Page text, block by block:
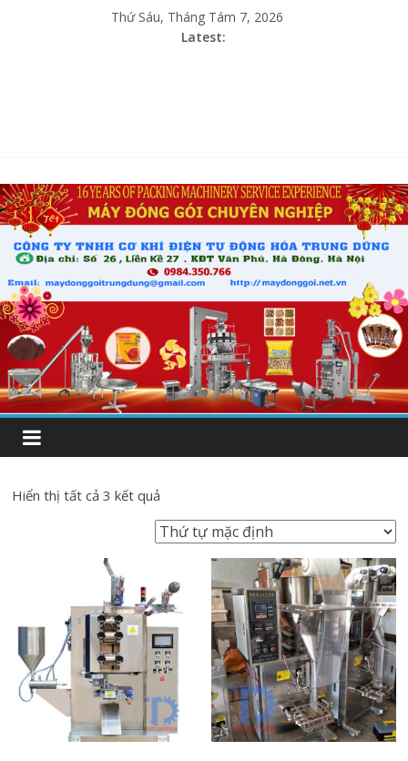
Thứ Sáu, Tháng Tám 7, 2026
Latest:
Hiển thị tất cả 3 kết quả